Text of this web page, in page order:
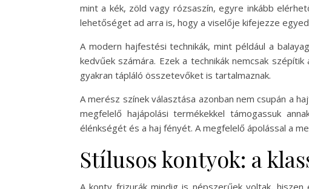
mint a kék, zöld vagy rózsaszín, egyre inkább
lehetőséget ad arra is, hogy a viselője kifejezze
A modern hajfestési technikák, mint például a
kedvűek számára. Ezek a technikák nemcsak
gyakran tápláló összetevőket is tartalmaznak.
A merész színek választása azonban nem csupán a
megfelelő hajápolási termékekkel támogassuk
élénkségét és a haj fényét. A megfelelő ápolással a
Stílusos kontyok: a
A konty frizurák mindig is népszerűek voltak,